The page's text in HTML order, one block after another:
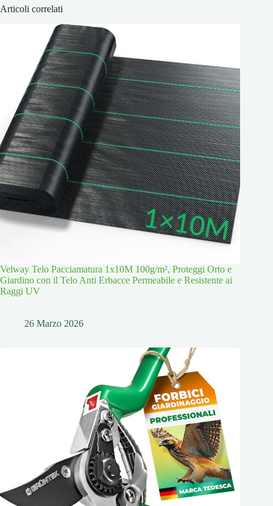
Articoli correlati
Velway Telo Pacciamatura 1x10M 100g/m², Proteggi Orto e
Giardino con il Telo Anti Erbacce Permeabile e Resistente ai
Raggi UV
26 Marzo 2026